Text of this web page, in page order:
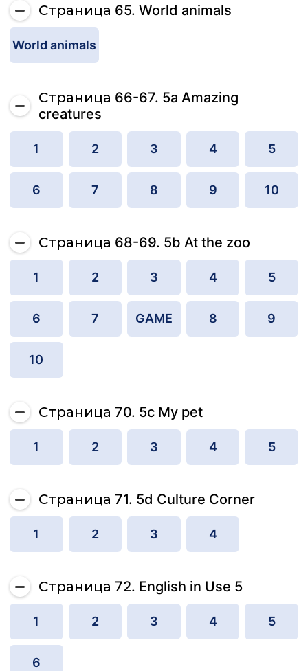
Страница 65. World animals
World animals
Страница 66-67. 5a Amazing
creatures
1 2 3 4 5
6 7 8 9 10
Страница 68-69. 5b At the zoo
1 2 3 4 5
6 7 GAME 8 9
10
Страница 70. 5c My pet
1 2 3 4 5
Страница 71. 5d Culture Corner
1 2 3 4
Страница 72. English in Use 5
1 2 3 4 5
6